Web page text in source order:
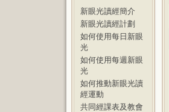
新眼光讀經簡介
新眼光讀經計劃
如何使用每日新眼
光
如何使用每週新眼
光
如何推動新眼光讀
經運動
共同經課表及教會